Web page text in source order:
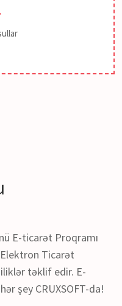
E-ticarət Proqramı
Ticarət
təklif edir. E-
şey CRUXSOFT-da!